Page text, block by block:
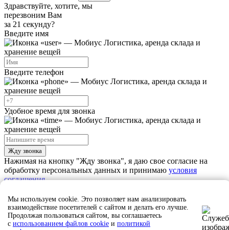
Здравствуйте, хотите, мы
перезвоним Вам
за 21 секунду?
Введите имя
Введите телефон
Удобное время для звонка
Жду звонка
Нажимая на кнопку "Жду звонка", я даю свое согласие на
обработку персональных данных и принимаю условия
соглашения
Ждите звонка, наш сотрудник скоро свяжется с вами
Закрыть
Мы используем cookie. Это позволяет нам анализировать
взаимодействие посетителей с сайтом и делать его лучше.
Продолжая пользоваться сайтом, вы соглашаетесь
с использованием файлов cookie и политикой